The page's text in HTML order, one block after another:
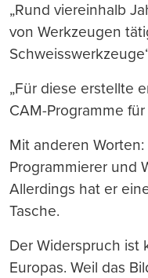
„Rund viereinhalb
von Werkzeugen
„Für diese erstellte
CAM-Programme
Mit anderen
Programmierer und
Allerdings hat er
Tasche.
Der Widerspruch ist
Europas. Weil das